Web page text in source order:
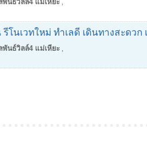
พันธ์วิลล์4 แม่เหียะ ,
โนเวทใหม่ ทำเลดี เดินทางสะดวก
พันธ์วิลล์4 แม่เหียะ ,